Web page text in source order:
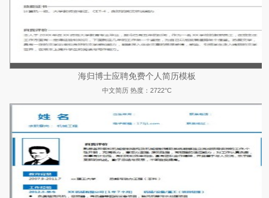
海归博士应聘免费个人简历模板
中文简历 热度：2722°C